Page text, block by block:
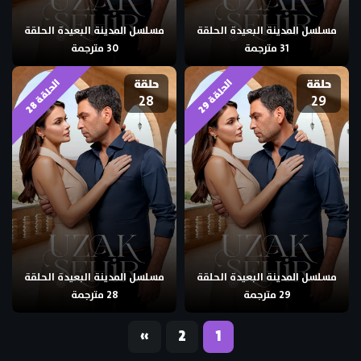
مسلسل المدينة البعيدة الحلقة
31 مترجمة
مسلسل المدينة البعيدة الحلقة
30 مترجمة
حلقة
29 ا
ل
ح
ل
ق
ة
2
9
مسلسل المدينة البعيدة الحلقة
29 مترجمة
حلقة
28 ا
ل
ح
ل
ق
ة
2
8
مسلسل المدينة البعيدة الحلقة
28 مترجمة
1
2
«